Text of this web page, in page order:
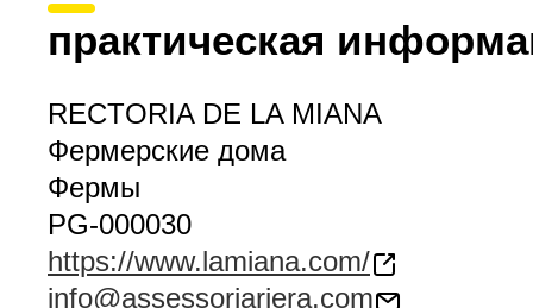
практическая
RECTORIA DE LA MIANA
Фермерские дома
Фермы
PG-000030
https://www.lamiana.com/
info@assessoriariera.com